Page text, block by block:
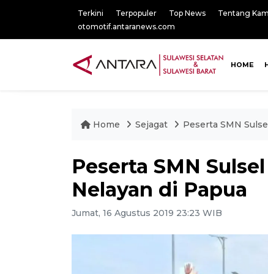
Terkini Terpopuler Top News Tentang
otomotif.antaranews.com
HOME
Home Sejagat Peserta SMN
Peserta SMN
Nelayan di Papua
Jumat, 16 Agustus 2019 23:23 WIB